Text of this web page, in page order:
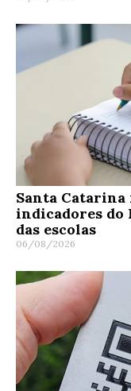
Santa Catarina
indicadores do
das escolas
06/08/2026